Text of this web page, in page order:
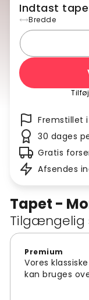
Tapet -
Tilgængelig
Premium
Vores
kan bruges
Indtast
Bredde
Fremstillet
30 dages
Gratis
Afsendes